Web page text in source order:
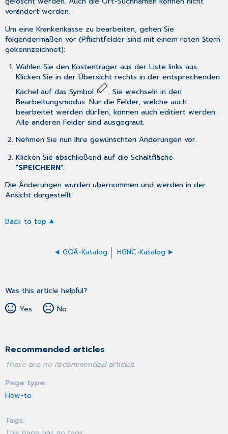
verändert werden.
Um eine Krankenkasse zu bearbeiten, gehen Sie
folgendermaßen vor (Pflichtfelder sind mit einem roten Stern
gekennzeichnet):
Wählen Sie den Kostenträger aus der Liste links aus.
Klicken Sie in der Übersicht rechts in der entsprechenden
Kachel auf das Symbol
. Sie wechseln in den
Bearbeitungsmodus. Nur die Felder, welche auch
bearbeitet werden dürfen, können auch editiert werden.
Alle anderen Felder sind ausgegraut.
Nehmen Sie nun Ihre gewünschten Änderungen vor.
Klicken Sie abschließend auf die Schaltfläche
"SPEICHERN".
Die Änderungen wurden übernommen und werden in der
Ansicht dargestellt.
Back to top
GOÄ-Katalog HGNC-Katalog
Was this article helpful?
Yes
No
Recommended articles
There are no recommended articles.
Page type
How-to
Tags